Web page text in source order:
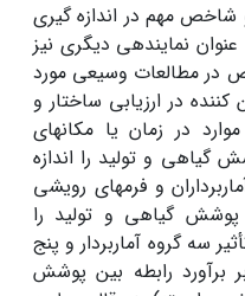
مهم در اندازه گیری
نماینده­ی دیگری نیز
در مطالعات وسیعی مورد
در ارزیابی ساختار و
در زمان یا مکان­های
گیاهی و تولید را اندازه
و فرم‏های رویشی
پوشش گیاهی و تولید را
سه گروه آماربردار و پنج
برآورد رابطه بین پوشش